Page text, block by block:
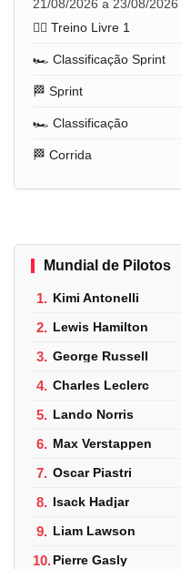
21/08/2026 a 23/08/2026
🏋️‍♂️ Treino Livre 1
🏎️ Classificação Sprint
🏁 Sprint
🏎️ Classificação
🏁 Corrida
Mundial de Pilotos
1. Kimi Antonelli
2. Lewis Hamilton
3. George Russell
4. Charles Leclerc
5. Lando Norris
6. Max Verstappen
7. Oscar Piastri
8. Isack Hadjar
9. Liam Lawson
10.Pierre Gasly